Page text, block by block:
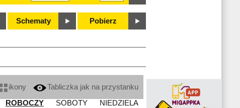
Schematy Pobierz
ikony
Tabliczka jak na przystanku
ROBOCZY
SOBOTY
NIEDZIELA